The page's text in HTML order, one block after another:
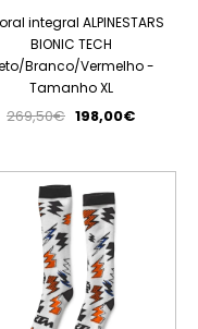
integral ALPINESTARS
BIONIC TECH
Branco/Vermelho -
Tamanho XL
269,50€ 198,00€
ESGOTADO